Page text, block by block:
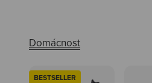
BESTSELLER